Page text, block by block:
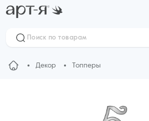
Декор Топперы